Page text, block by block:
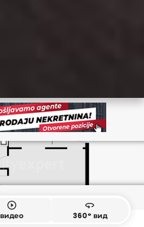
play_circle_outline
видео
360
360° вид